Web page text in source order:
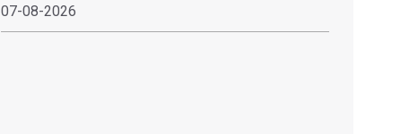
07-08-2026